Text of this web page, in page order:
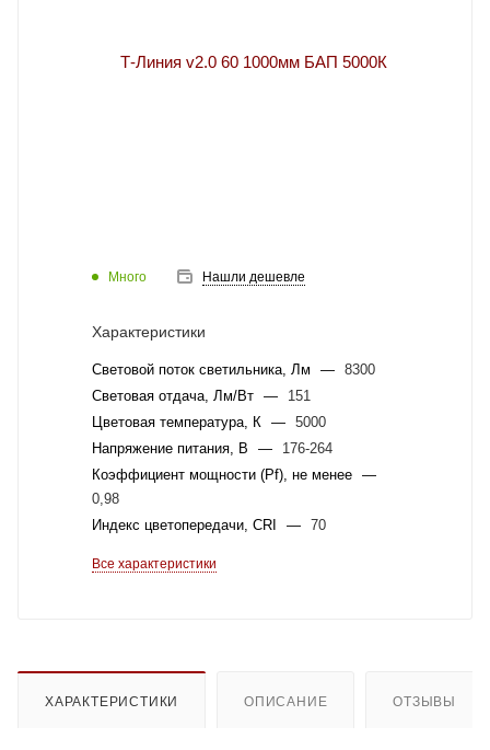
Много Нашли дешевле
Характеристики
Световой поток светильника, Лм — 8300
Световая отдача, Лм/Вт —
151
Цветовая температура, К — 5000
Напряжение питания, В
—
176-264
Коэффициент мощности (Pf), не менее —
0,98
Индекс цветопередачи, CRI
— 70
Все характеристики
ХАРАКТЕРИСТИКИ ОПИСАНИЕ ОТЗЫВЫ